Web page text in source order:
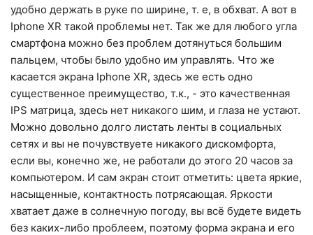
удобно держать в руке по ширине, т. е, в обхват. А вот в
Iphone XR такой проблемы нет. Так же для любого угла
смартфона можно без проблем дотянуться большим
пальцем, чтобы было удобно им управлять. Что же
касается экрана Iphone XR, здесь же есть одно
существенное преимущество, т.к., - это качественная
IPS матрица, здесь нет никакого шим, и глаза не устают.
Можно довольно долго листать ленты в социальных
сетях и вы не почувствуете никакого дискомфорта,
если вы, конечно же, не работали до этого 20 часов за
компьютером. И сам экран стоит отметить: цвета яркие,
насыщенные, контактность потрясающая. Яркости
хватает даже в солнечную погоду, вы всё будете видеть
без каких-либо проблеем, поэтому форма экрана и его